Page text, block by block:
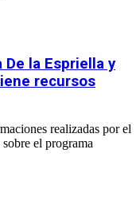
la Espriella y
recursos
realizadas por el
el programa